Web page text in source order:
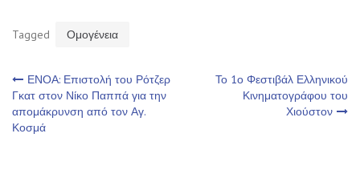
Tagged Ομογένεια
Πλοήγηση
άρθρων
ΕΝΟΑ: Επιστολή του Ρότζερ
Γκατ στον Νίκο Παππά για την
απομάκρυνση από τον Αγ.
Κοσμά
Το 1ο Φεστιβάλ Ελληνικού
Κινηματογράφου του
Χιούστον